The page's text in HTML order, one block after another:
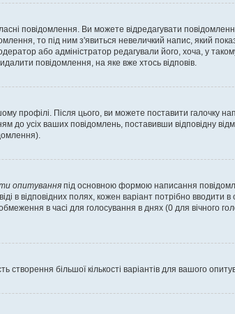
повідомлення. Ви можете відредагувати
то під ним з'явиться невеличкий напис, який
або адміністратор редагували його, хоча, у
повідомлення, на яке вже хтось відповів.
профілі. Після цього, ви можете поставити галочку
усіх ваших повідомлень, поставивши відповідну
опитування під основною формою написання
відповідних полях, кожен варіант потрібно вводити в
в часі для голосування в днях (0 для вічного
більшої кількості варіантів для вашого